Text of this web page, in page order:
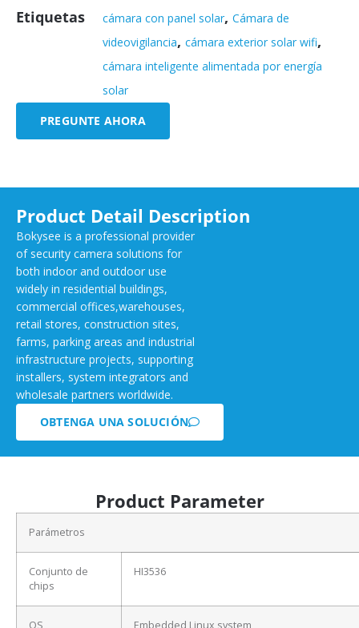
Etiquetas
cámara con panel solar, Cámara de
videovigilancia, cámara exterior solar wifi,
cámara inteligente alimentada por energía
solar
PREGUNTE AHORA
Product Detail Description
Bokysee is a professional provider
of security camera solutions for
both indoor and outdoor use
widely in residential buildings,
commercial offices,warehouses,
retail stores, construction sites,
farms, parking areas and industrial
infrastructure projects, supporting
installers, system integrators and
wholesale partners worldwide.
OBTENGA UNA SOLUCIÓN
Product Parameter
Parámetros
Conjunto de
chips
HI3536